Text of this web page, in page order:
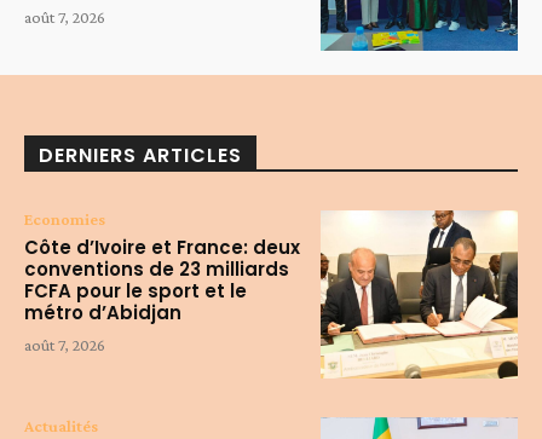
août 7, 2026
DERNIERS ARTICLES
Economies
Côte d’Ivoire et France: deux
conventions de 23 milliards
FCFA pour le sport et le
métro d’Abidjan
août 7, 2026
Actualités